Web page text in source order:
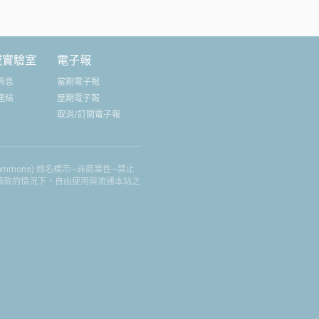
驗室
息
結
電子報
當期電子報
歷期電子報
取消/訂閱電子報
姓名標示─非商業性─禁止
的情況下，自由使用與流通本站之